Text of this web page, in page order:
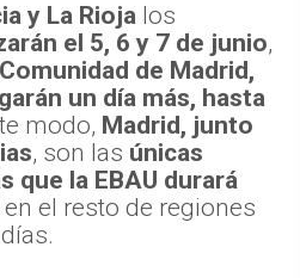
y La Rioja los
el 5, 6 y 7 de junio,
de Madrid,
un día más, hasta
modo, Madrid, junto
, son las únicas
que la EBAU durará
en el resto de regiones